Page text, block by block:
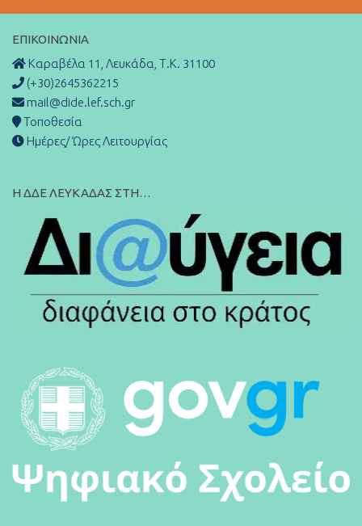
ΕΠΙΚΟΙΝΩΝΊΑ
Καραβέλα 11, Λευκάδα, Τ.Κ. 31100
(+30)2645362215
mail@dide.lef.sch.gr
Τοποθεσία
Ημέρες/ Ώρες Λειτουργίας
Η ΔΔΕ ΛΕΥΚΑΔΑΣ ΣΤΗ…